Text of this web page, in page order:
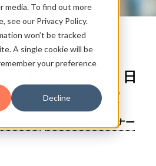
media. To find out more
see our Privacy Policy.
won’t be tracked
A single cookie will be
your preference
Decline
知らせ
NEWS
ンドレッド）が、日
the Year」を受賞
HubSpot パートナー